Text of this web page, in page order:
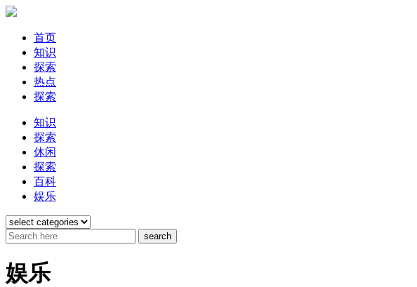
首页
知识
探索
热点
探索
知识
探索
休闲
探索
百科
娱乐
娱乐